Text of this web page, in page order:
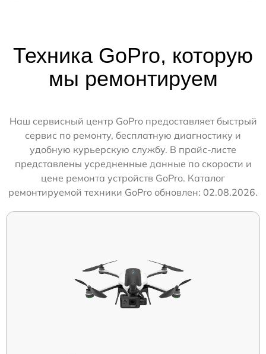
Техника GoPro, которую
мы ремонтируем
Наш сервисный центр GoPro предоставляет быстрый
сервис по ремонту, бесплатную диагностику и
удобную курьерскую службу. В прайс-листе
представлены усредненные данные по скорости и
цене ремонта устройств GoPro. Каталог
ремонтируемой техники GoPro обновлен: 02.08.2026.